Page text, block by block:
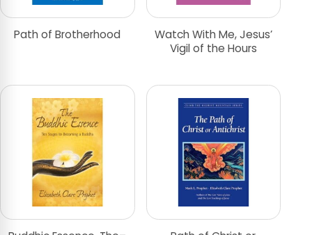
Path of Brotherhood
Watch With Me, Jesus’
Vigil of the Hours